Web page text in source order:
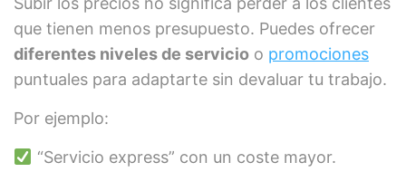
que tienen menos presupuesto. Puedes ofrecer
diferentes niveles de servicio o promociones
puntuales para adaptarte sin devaluar tu trabajo.
Por ejemplo:
“Servicio express” con un coste mayor.